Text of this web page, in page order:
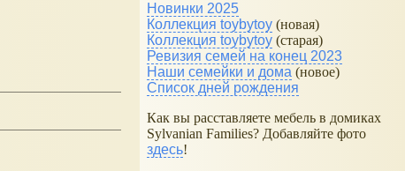
Новинки 2025
Коллекция toybytoy (новая)
Коллекция toybytoy (старая)
Ревизия семей на конец 2023
Наши семейки и дома (новое)
Список дней рождения
Как вы расставляете мебель в домиках
Sylvanian Families? Добавляйте фото
здесь!